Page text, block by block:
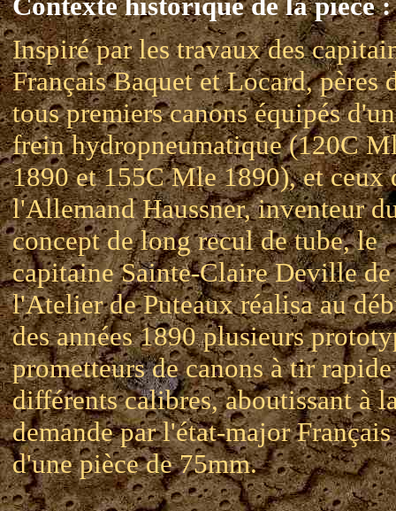
Inspiré par les travaux des
Français Baquet et Locard, pères
tous premiers canons équipés d'un
frein hydropneumatique (120C
1890 et 155C Mle 1890), et ceux
l'Allemand Haussner, inventeur
concept de long recul de tube, le
capitaine Sainte-Claire Deville de
l'Atelier de Puteaux réalisa au
des années 1890 plusieurs
prometteurs de canons à tir
différents calibres, aboutissant à
demande par l'état-major Français
d'une pièce de 75mm.